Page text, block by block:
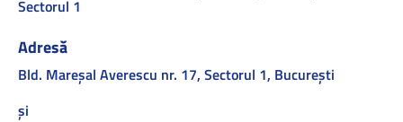
Sectorul 1
Adresă
Bld. Mareşal Averescu nr. 17, Sectorul 1, Bucureşti
și